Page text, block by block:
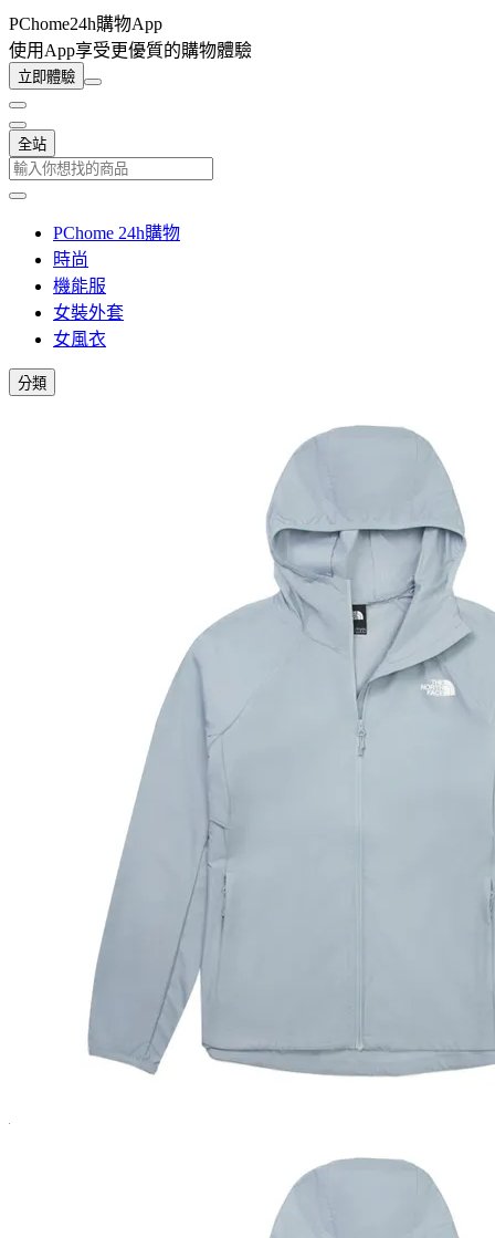
PChome24h購物App
使用App享受更優質的購物體驗
立即體驗
全站
PChome 24h購物
時尚
機能服
女裝外套
女風衣
分類